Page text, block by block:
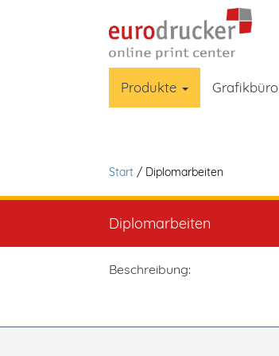
Produkte Grafikbüro
Start / Diplomarbeiten
Diplomarbeiten
Beschreibung: